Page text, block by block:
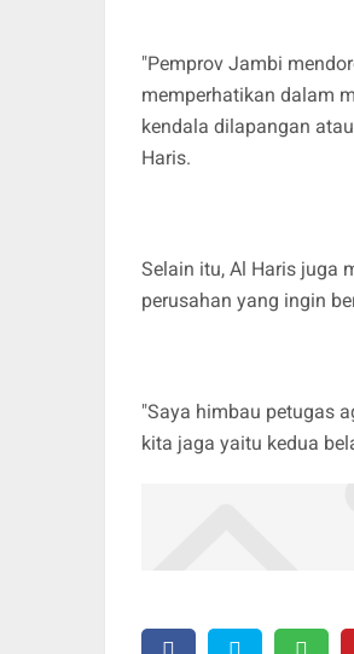
"Pemprov Jambi
memperhatikan dalam
kendala dilapangan
Haris.
Selain itu, Al Haris juga
perusahan yang ingin
"Saya himbau petugas
kita jaga yaitu kedua